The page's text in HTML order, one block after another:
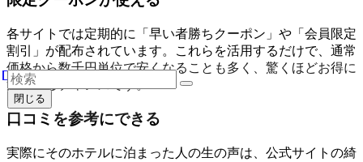
各サイトでは定期的に「早い者勝ちクーポン」や「会員限定
割引」が配布されています。これらを活用するだけで、通常
価格から数千円単位で安くなることも多く、驚くほどお得に
泊まれるチャンスです。
口コミを参考にできる
実際にそのホテルに泊まった人の生の声は、公式サイトの綺
閉じる